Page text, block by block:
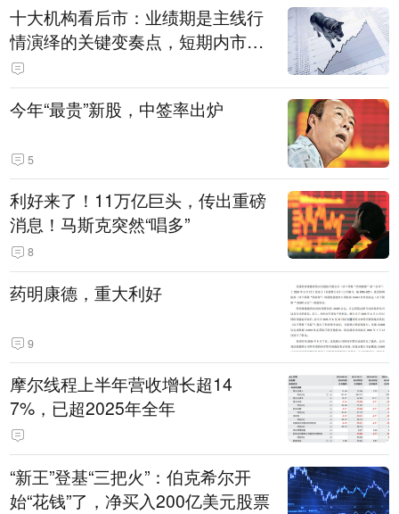
十大机构看后市：业绩期是主线行
情演绎的关键变奏点，短期内市场
或继续反弹，关注三条业绩主线
今年“最贵”新股，中签率出炉
5
利好来了！11万亿巨头，传出重磅
消息！马斯克突然“唱多”
8
药明康德，重大利好
9
摩尔线程上半年营收增长超14
7%，已超2025年全年
“新王”登基“三把火”：伯克希尔开
始“花钱”了，净买入200亿美元股票